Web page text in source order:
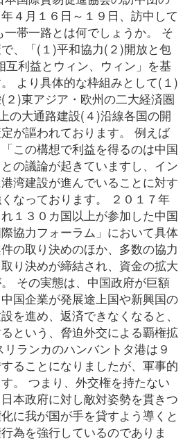
４月１６日～１９日、訪中して
帯一路とは何でしょうか。 そ
、「(１)平和協力(２)開放と包
利益とウィン、ウィン」を基
より具体的な枠組みとして(１)
)東アジア・欧州の二大経済圏
の大通路建設(４)沿線各国の開
が謳われております。 例えば
この構想で利益を得るのは中国
の議論が起きていますし、イン
湾建設が進んでいることに対す
なっております。 ２０１７年
１３０カ国以上が参加した中国
協力フォーラム」において具体
の取り決めのほか、多数の協力
り決めが締結され、資金の拡大
その実態は、中国政府が巨額
国企業が発展途上国や新興国の
を進め、返済できなくなると、
という、脅迫外交による覇権拡
ランカのハンバントタ港は９
ることになりましたが、軍事的
。 つまり、外交権を持たない
本政府に対し敵対姿勢を貫きつ
に我が国が手を貸すよう導くと
為を強行しているのでありま